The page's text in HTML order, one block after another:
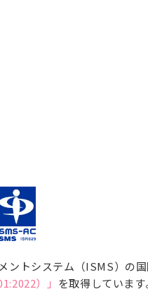
ントシステム（ISMS）の
）」 を取得しています